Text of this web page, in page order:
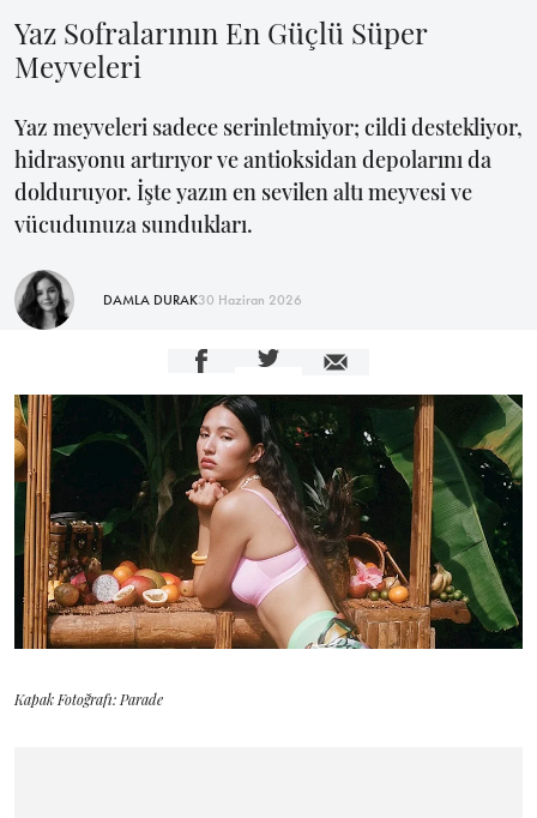
Yaz Sofralarının En Güçlü Süper
Meyveleri
Yaz meyveleri sadece serinletmiyor; cildi destekliyor,
hidrasyonu artırıyor ve antioksidan depolarını da
dolduruyor. İşte yazın en sevilen altı meyvesi ve
vücudunuza sundukları.
DAMLA DURAK30 Haziran 2026
Kapak Fotoğrafı: Parade